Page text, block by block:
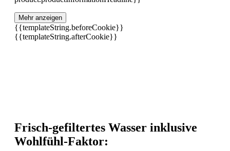
Mehr anzeigen
{{templateString.beforeCookie}}
{{templateString.afterCookie}}
Frisch-gefiltertes Wasser inklusive
Wohlfühl-Faktor: